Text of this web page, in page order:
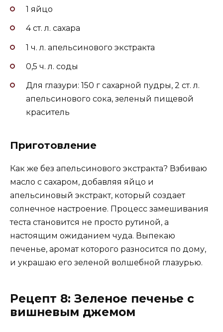
1 яйцо
4 ст. л. сахара
1 ч. л. апельсинового экстракта
0,5 ч. л. соды
Для глазури: 150 г сахарной пудры, 2 ст. л.
апельсинового сока, зеленый пищевой
краситель
Приготовление
Как же без апельсинового экстракта? Взбиваю
масло с сахаром, добавляя яйцо и
апельсиновый экстракт, который создает
солнечное настроение. Процесс замешивания
теста становится не просто рутиной, а
настоящим ожиданием чуда. Выпекаю
печенье, аромат которого разносится по дому,
и украшаю его зеленой волшебной глазурью.
Рецепт 8: Зеленое печенье с
вишневым джемом